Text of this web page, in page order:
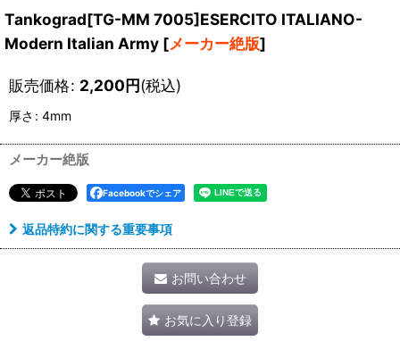
Tankograd[TG-MM 7005]ESERCITO ITALIANO-
Modern Italian Army [メーカー絶版]
販売価格: 2,200円(税込)
厚さ : 4mm
メーカー絶版
Facebookでシェア
返品特約に関する重要事項
お問い合わせ
お気に入り登録